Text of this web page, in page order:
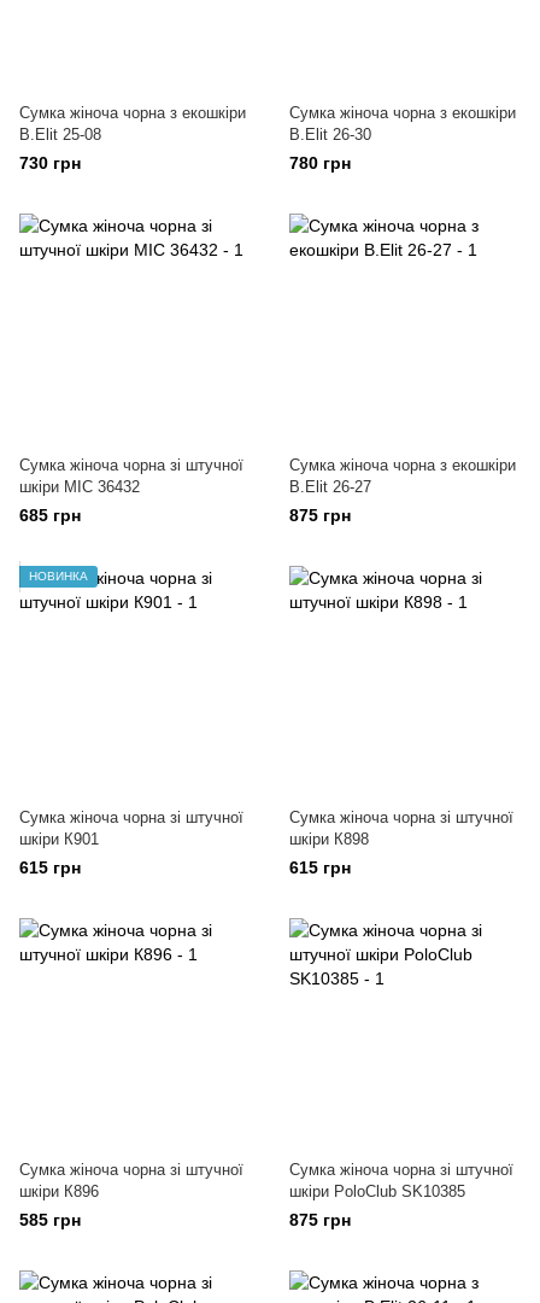
Сумка жіноча чорна з екошкіри
B.Elit 25-08
730 грн
Сумка жіноча чорна з екошкіри
B.Elit 26-30
780 грн
Сумка жіноча чорна зі штучної
шкіри МІС 36432
685 грн
Сумка жіноча чорна з екошкіри
B.Elit 26-27
875 грн
НОВИНКА
Сумка жіноча чорна зі штучної
шкіри К901
615 грн
Сумка жіноча чорна зі штучної
шкіри К898
615 грн
Сумка жіноча чорна зі штучної
шкіри К896
585 грн
Сумка жіноча чорна зі штучної
шкіри PoloClub SK10385
875 грн